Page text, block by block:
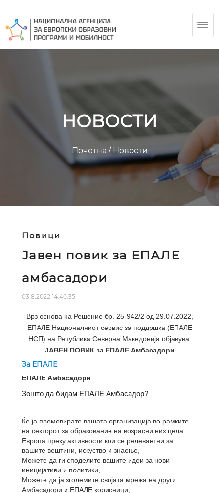
НОВОСТИ
Почетна /Новости
Повици
Јавен повик за ЕПАЛЕ
амбасадори
03.8.2022 14:40:35
Врз основа на Решение бр. 25-942/2 од 29.07.2022,
ЕПАЛЕ Националниот сервис за поддршка (ЕПАЛЕ
НСП) на Република Северна Македонија објавува:
ЈАВЕН ПОВИК за ЕПАЛЕ Амбасадори
За ЕПАЛЕ
ЕПАЛЕ Амбасадори
Зошто да бидам ЕПАЛЕ Амбасадор?
Ќе ја промовирате вашата организација во рамките
на секторот за образование на возрасни низ цела
Европа преку активности кои се релевантни за
вашите вештини, искуство и знаење,
Можете да ги споделите вашите идеи за нови
иницијативи и политики,
Можете да ја зголемите својата мрежа на други
Амбасадори и ЕПАЛЕ корисници,